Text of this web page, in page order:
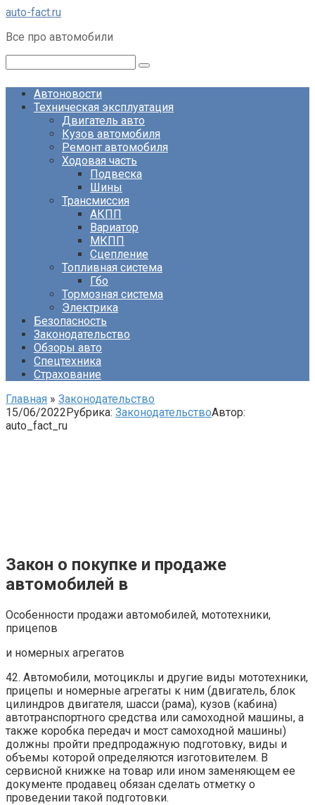
Перейти
контенту
auto-fact.ru
Все про автомобили
Автоновости
Техническая эксплуатация
Двигатель авто
Кузов автомобиля
Ремонт автомобиля
Ходовая часть
Подвеска
Шины
Трансмиссия
АКПП
Вариатор
МКПП
Сцепление
Топливная система
Гбо
Тормозная система
Электрика
Безопасность
Законодательство
Обзоры авто
Спецтехника
Страхование
Главная » Законодательство
15/06/2022Рубрика: ЗаконодательствоАвтор:
auto_fact_ru
Закон о покупке и продаже
автомобилей в
Особенности продажи автомобилей, мототехники,
прицепов
и номерных агрегатов
42. Автомобили, мотоциклы и другие виды мототехники,
прицепы и номерные агрегаты к ним (двигатель, блок
цилиндров двигателя, шасси (рама), кузов (кабина)
автотранспортного средства или самоходной машины, а
также коробка передач и мост самоходной машины)
должны пройти предпродажную подготовку, виды и
объемы которой определяются изготовителем. В
сервисной книжке на товар или ином заменяющем ее
документе продавец обязан сделать отметку о
проведении такой подготовки.